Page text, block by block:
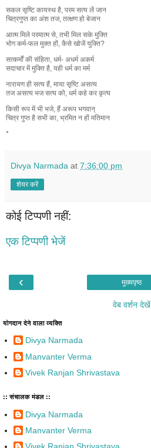
सकल सृष्टि कायस्थ है, परम सत्य लें जान
चित्रगुप्त का अंश तज, तत्क्षण हो बेजान
आत्म मिले परमात्म से, तभी मिल सके मुक्ति
भोग कर्म-फल मुक्त हों, कैसे खोजें युक्ति?
सत्कर्मों की संहिता, धर्म- अधर्म अकर्म
सदाचार में मुक्ति है, यही धर्म का मर्म
नारायण ही सत्य हैं, माया सृष्टि असत्य
तज असत्य भज सत्य को, धर्म कहे कर कृत्य
किसी रूप में भी भजे, हैं अरूप भगवान्
चित्र गुप्त है सभी का, भ्रमित न हों मतिमान
*
Divya Narmada at 7:36:00 pm
शेयर करें
कोई टिप्पणी नहीं:
एक टिप्पणी भेजें
‹ मुख्यपृष्ठ
वेब वर्शन देखें
योगदान देने वाला व्यक्ति
Divya Narmada
Manvanter Verma
Vivek Ranjan Shrivastava
:: संचालक मंडल ::
Divya Narmada
Manvanter Verma